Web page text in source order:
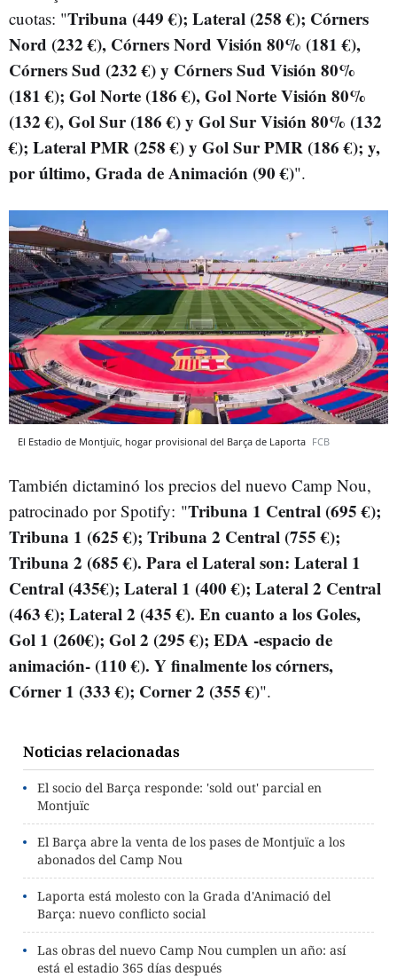
cuotas: "Tribuna (449 €); Lateral (258 €); Córners
Nord (232 €), Córners Nord Visión 80% (181 €),
Córners Sud (232 €) y Córners Sud Visión 80%
(181 €); Gol Norte (186 €), Gol Norte Visión 80%
(132 €), Gol Sur (186 €) y Gol Sur Visión 80% (132
€); Lateral PMR (258 €) y Gol Sur PMR (186 €); y,
por último, Grada de Animación (90 €)".
El Estadio de Montjuïc, hogar provisional del Barça de Laporta FCB
También dictaminó los precios del nuevo Camp Nou,
patrocinado por Spotify: "Tribuna 1 Central (695 €);
Tribuna 1 (625 €); Tribuna 2 Central (755 €);
Tribuna 2 (685 €). Para el Lateral son: Lateral 1
Central (435€); Lateral 1 (400 €); Lateral 2 Central
(463 €); Lateral 2 (435 €). En cuanto a los Goles,
Gol 1 (260€); Gol 2 (295 €); EDA -espacio de
animación- (110 €). Y finalmente los córners,
Córner 1 (333 €); Corner 2 (355 €)".
Noticias relacionadas
El socio del Barça responde: 'sold out' parcial en
Montjuïc
El Barça abre la venta de los pases de Montjuïc a los
abonados del Camp Nou
Laporta está molesto con la Grada d'Animació del
Barça: nuevo conflicto social
Las obras del nuevo Camp Nou cumplen un año: así
está el estadio 365 días después